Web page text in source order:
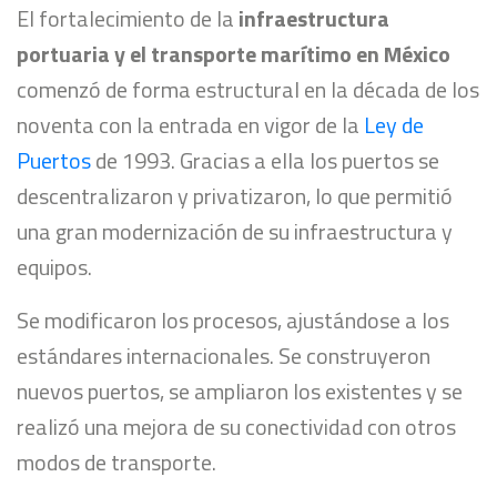
El fortalecimiento de lainfraestructura
portuaria y el transporte marítimo en México
comenzó de forma estructural en la década de los
noventa con la entrada en vigor de la Ley de
Puertosde 1993. Gracias a ella los puertos se
descentralizaron y privatizaron, lo que permitió
una gran modernización de su infraestructura y
equipos.
Se modificaron los procesos, ajustándose a los
estándares internacionales. Se construyeron
nuevos puertos, se ampliaron los existentes y se
realizó una mejora de su conectividad con otros
modos de transporte.